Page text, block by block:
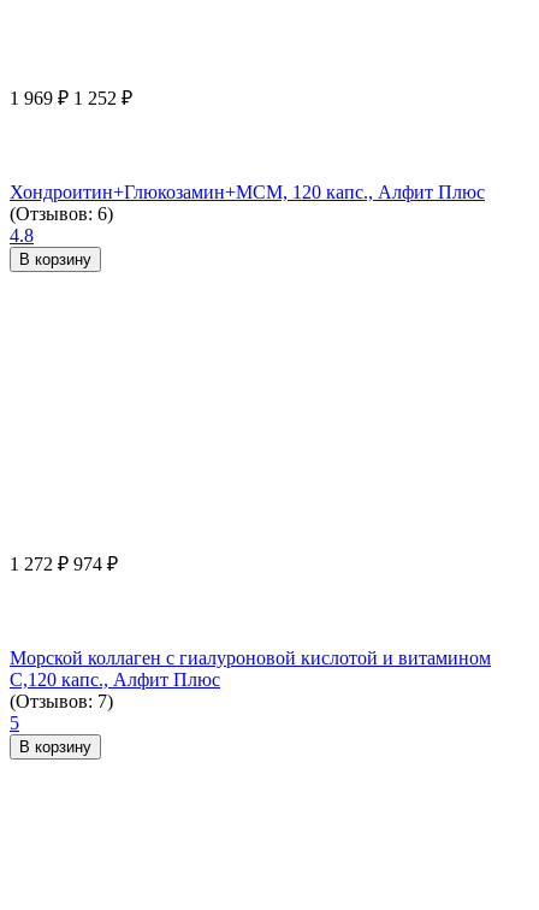
1 969 ₽ 1 252 ₽
Хондроитин+Глюкозамин+МСМ, 120 капс., Алфит Плюс
(Отзывов: 6)
4.8
В корзину
1 272 ₽ 974 ₽
Морской коллаген с гиалуроновой кислотой и витамином
С,120 капс., Алфит Плюс
(Отзывов: 7)
5
В корзину